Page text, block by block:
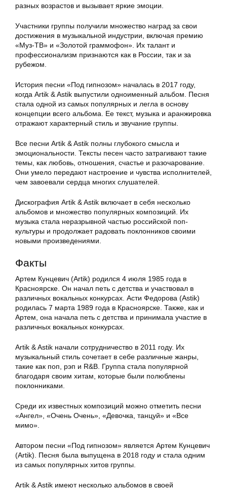
разных возрастов и вызывает яркие эмоции.
Участники группы получили множество наград за свои
достижения в музыкальной индустрии, включая премию
«Муз-ТВ» и «Золотой граммофон». Их талант и
профессионализм признаются как в России, так и за
рубежом.
История песни «Под гипнозом» началась в 2017 году,
когда Artik & Astik выпустили одноименный альбом. Песня
стала одной из самых популярных и легла в основу
концепции всего альбома. Ее текст, музыка и аранжировка
отражают характерный стиль и звучание группы.
Все песни Artik & Astik полны глубокого смысла и
эмоциональности. Тексты песен часто затрагивают такие
темы, как любовь, отношения, счастье и разочарование.
Они умело передают настроение и чувства исполнителей,
чем завоевали сердца многих слушателей.
Дискография Artik & Astik включает в себя несколько
альбомов и множество популярных композиций. Их
музыка стала неразрывной частью российской поп-
культуры и продолжает радовать поклонников своими
новыми произведениями.
Факты
Артем Кунцевич (Artik) родился 4 июля 1985 года в
Красноярске. Он начал петь с детства и участвовал в
различных вокальных конкурсах. Асти Федорова (Astik)
родилась 7 марта 1989 года в Красноярске. Также, как и
Артем, она начала петь с детства и принимала участие в
различных вокальных конкурсах.
Artik & Astik начали сотрудничество в 2011 году. Их
музыкальный стиль сочетает в себе различные жанры,
такие как поп, рэп и R&B. Группа стала популярной
благодаря своим хитам, которые были полюблены
поклонниками.
Среди их известных композиций можно отметить песни
«Ангел», «Очень Очень», «Девочка, танцуй» и «Все
мимо».
Автором песни «Под гипнозом» является Артем Кунцевич
(Artik). Песня была выпущена в 2018 году и стала одним
из самых популярных хитов группы.
Artik & Astik имеют несколько альбомов в своей